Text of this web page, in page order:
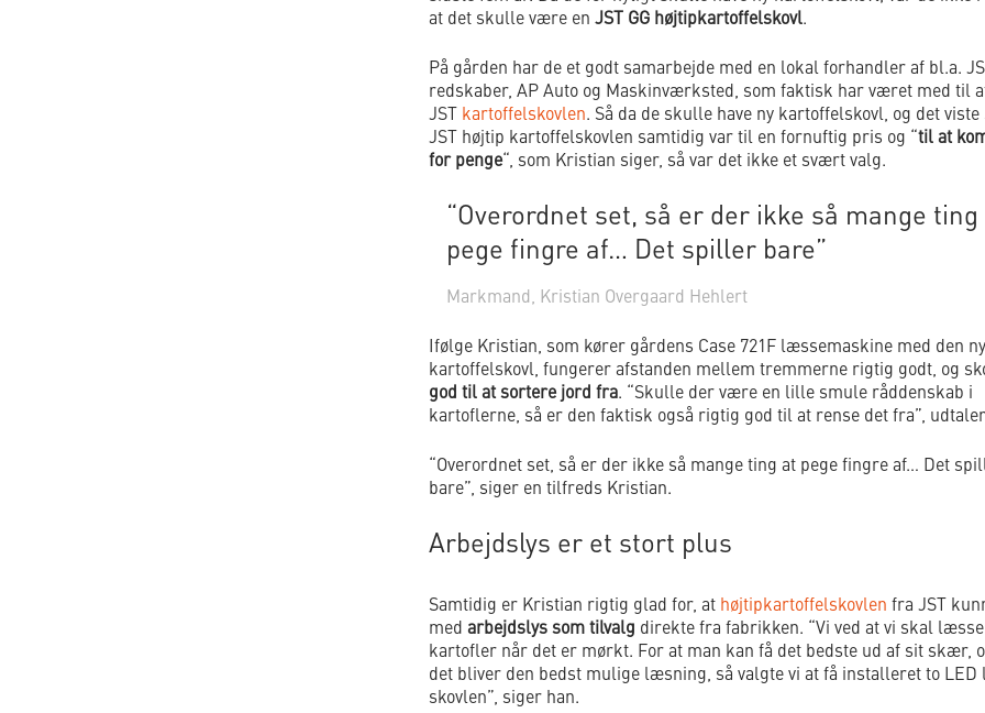
at det skulle være en JST GG højtipkartoffelskovl.
På gården har de et godt samarbejde med en lokal forhandler af bl.a.
redskaber, AP Auto og Maskinværksted, som faktisk har været med til
JST kartoffelskovlen. Så da de skulle have ny kartoffelskovl, og det viste
JST højtip kartoffelskovlen samtidig var til en fornuftig pris og “til at
for penge“, som Kristian siger, så var det ikke et svært valg.
“Overordnet set, så er der ikke så mange
pege fingre af… Det spiller bare”
Markmand, Kristian Overgaard Hehlert
Ifølge Kristian, som kører gårdens Case 721F læssemaskine med den
kartoffelskovl, fungerer afstanden mellem tremmerne rigtig godt, og
god til at sortere jord fra. “Skulle der være en lille smule råddenskab i
kartoflerne, så er den faktisk også rigtig god til at rense det fra”,
“Overordnet set, så er der ikke så mange ting at pege fingre af… Det
bare”, siger en tilfreds Kristian.
Arbejdslys er et stort plus
Samtidig er Kristian rigtig glad for, at højtipkartoffelskovlen fra JST
med arbejdslys som tilvalg direkte fra fabrikken. “Vi ved at vi skal læsse
kartofler når det er mørkt. For at man kan få det bedste ud af sit skær,
det bliver den bedst mulige læsning, så valgte vi at få installeret to LED
skovlen”, siger han.